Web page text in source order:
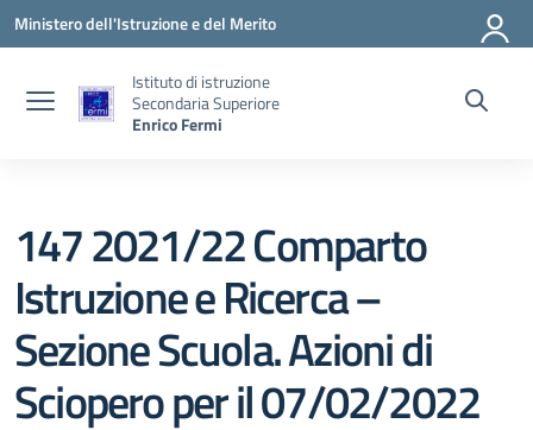
Vai ai contenuti
Vai al menu di navigazione
Vai al footer
Ministero dell'Istruzione e del Merito
Istituto di istruzione
Secondaria Superiore
Enrico Fermi
147 2021/22 Comparto
Istruzione e Ricerca –
Sezione Scuola. Azioni di
Sciopero per il 07/02/2022